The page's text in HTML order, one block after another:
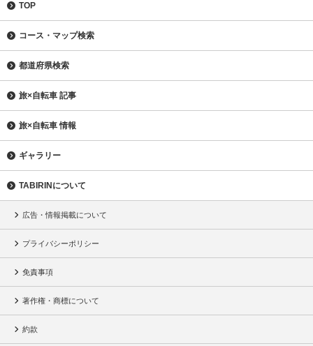
TOP
コース・マップ検索
都道府県検索
旅×自転車 記事
旅×自転車 情報
ギャラリー
TABIRINについて
広告・情報掲載について
プライバシーポリシー
免責事項
著作権・商標について
約款